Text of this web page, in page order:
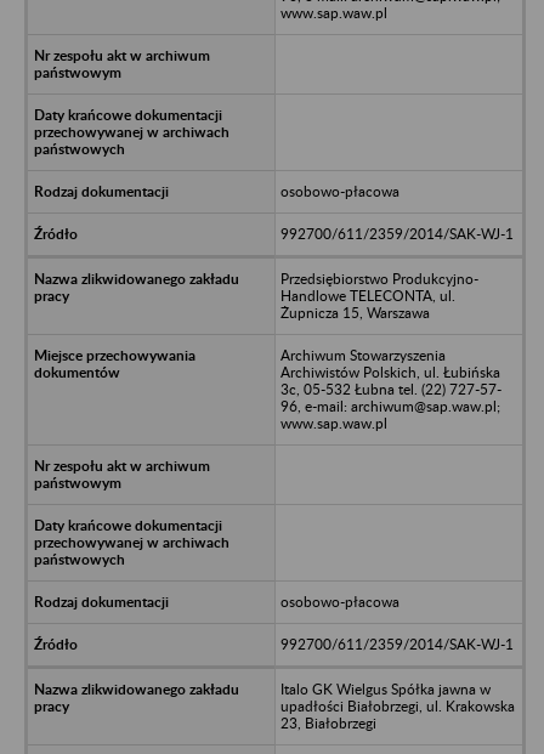
www.sap.waw.pl
osobowo-płacowa
992700/611/2359/2014/SAK-WJ-1
Przedsiębiorstwo Produkcyjno-
Handlowe TELECONTA, ul.
Żupnicza 15, Warszawa
Archiwum Stowarzyszenia
Archiwistów Polskich, ul. Łubińska
3c, 05-532 Łubna tel. (22) 727-57-
96, e-mail: archiwum@sap.waw.pl;
www.sap.waw.pl
osobowo-płacowa
992700/611/2359/2014/SAK-WJ-1
Italo GK Wielgus Spółka jawna w
upadłości Białobrzegi, ul. Krakowska
23, Białobrzegi